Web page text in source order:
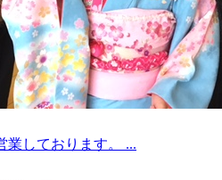
業しております。 ...